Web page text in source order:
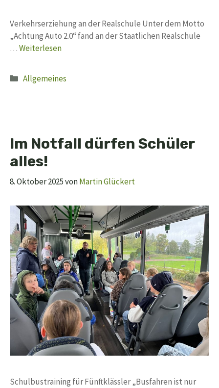
Verkehrserziehung an der Realschule Unter dem Motto
„Achtung Auto 2.0“ fand an der Staatlichen Realschule
…Weiterlesen
Kategorien
Allgemeines
Im Notfall dürfen Schüler
alles!
8. Oktober 2025vonMartin Glückert
Schulbustraining für Fünftklässler „Busfahren ist nur